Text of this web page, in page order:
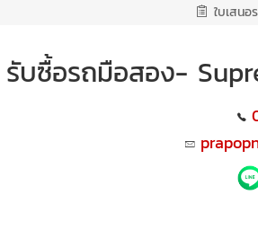
ใบเสนอ
รับซื้อรถมือสอง-